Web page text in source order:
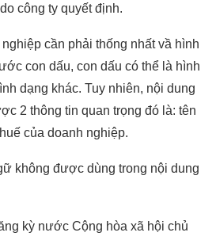
công ty quyết định.
cần phải thống nhất vầ hình
con dấu, con dấu có thể là hình
dạng khác. Tuy nhiên, nội dung
2 thông tin quan trọng đó là: tên
của doanh nghiệp.
không được dùng trong nội dung
kỳ nước Cộng hòa xã hội chủ